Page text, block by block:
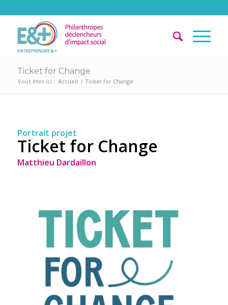
Ticket for Change
Vous êtes ici : Accueil / Ticket for Change
Portrait projet
Ticket for Change
Matthieu Dardaillon